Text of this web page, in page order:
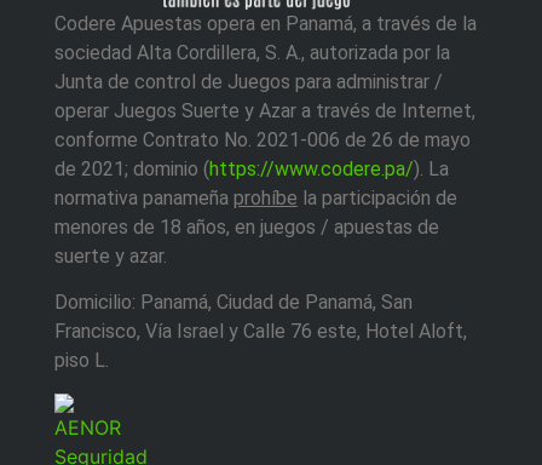
Codere Apuestas opera en Panamá, a través de la
sociedad Alta Cordillera, S. A., autorizada por la
Junta de control de Juegos para administrar /
operar Juegos Suerte y Azar a través de Internet,
conforme Contrato No. 2021-006 de 26 de mayo
de 2021; dominio (https://www.codere.pa/). La
normativa panameña prohíbe la participación de
menores de 18 años, en juegos / apuestas de
suerte y azar.
Domicilio: Panamá, Ciudad de Panamá, San
Francisco, Vía Israel y Calle 76 este, Hotel Aloft,
piso L.